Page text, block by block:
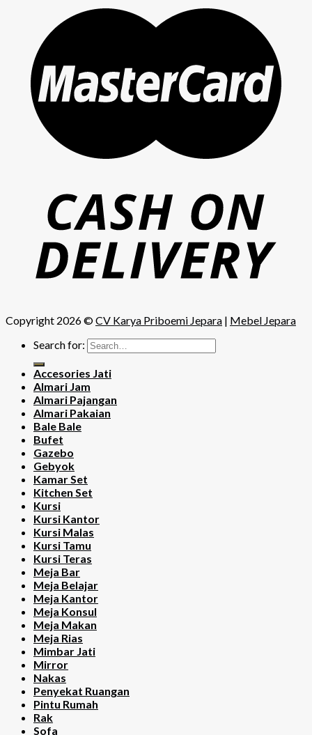
Copyright 2026 ©CV Karya Priboemi Jepara | Mebel Jepara
Search for:
Accesories Jati
Almari Jam
Almari Pajangan
Almari Pakaian
Bale Bale
Bufet
Gazebo
Gebyok
Kamar Set
Kitchen Set
Kursi
Kursi Kantor
Kursi Malas
Kursi Tamu
Kursi Teras
Meja Bar
Meja Belajar
Meja Kantor
Meja Konsul
Meja Makan
Meja Rias
Mimbar Jati
Mirror
Nakas
Penyekat Ruangan
Pintu Rumah
Rak
Sofa